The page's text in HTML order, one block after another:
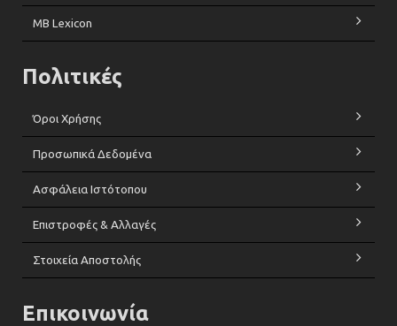
MB Lexicon
Πολιτικές
Όροι Χρήσης
Προσωπικά Δεδομένα
Ασφάλεια Ιστότοπου
Επιστροφές & Αλλαγές
Στοιχεία Αποστολής
Επικοινωνία